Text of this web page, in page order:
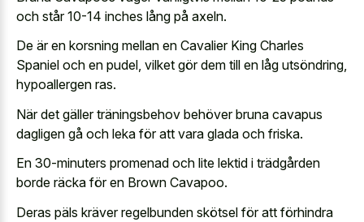
och står 10-14 inches lång på axeln.
De är en korsning mellan en Cavalier King Charles
Spaniel och en pudel, vilket gör dem till en låg utsöndring,
hypoallergen ras.
När det gäller träningsbehov behöver bruna cavapus
dagligen gå och leka för att vara glada och friska.
En 30-minuters promenad och lite lektid i trädgården
borde räcka för en Brown Cavapoo.
Deras päls kräver regelbunden skötsel för att förhindra